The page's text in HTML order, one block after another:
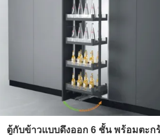
ตู้กับข้าวแบบดึงออก 6 ชั้น พร้อมตะก